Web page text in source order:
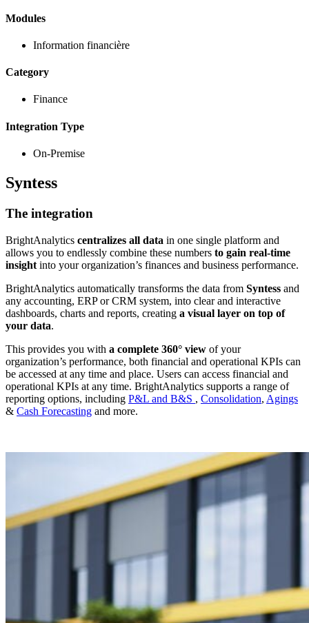
Modules
Information financière
Category
Finance
Integration Type
On-Premise
Syntess
The integration
BrightAnalytics centralizes all data in one single platform and
allows you to endlessly combine these numbers to gain real-time
insight into your organization’s finances and business performance.
BrightAnalytics automatically transforms the data from Syntess and
any accounting, ERP or CRM system, into clear and interactive
dashboards, charts and reports, creating a visual layer on top of
your data.
This provides you with a complete 360° view of your
organization’s performance, both financial and operational KPIs can
be accessed at any time and place. Users can access financial and
operational KPIs at any time. BrightAnalytics supports a range of
reporting options, including P&L and B&S , Consolidation, Agings
& Cash Forecasting and more.